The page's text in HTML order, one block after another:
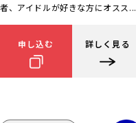
者、アイドルが好きな方にオスス...
申し込む 詳しく見る